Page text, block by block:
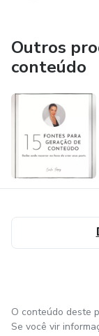
Outros
conteúdo
O conteúdo deste
Se você vir